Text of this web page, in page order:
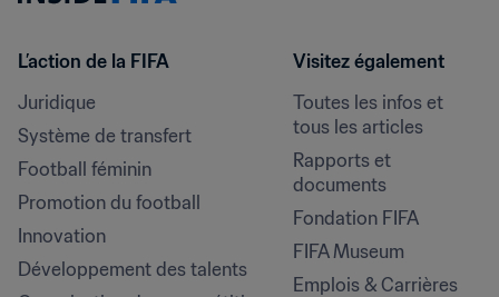
L’action de la FIFA
Juridique
Système de transfert
Football féminin
Promotion du football
Innovation
Développement des talents
Visitez également
Toutes les infos et
tous les articles
Rapports et
documents
Fondation FIFA
FIFA Museum
Emplois & Carrières